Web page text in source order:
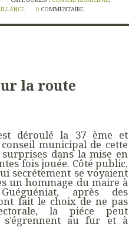
0 COMMENTAIRE
la route
déroulé la 37 ème et
municipal de cette
dans la mise en
fois jouée. Côté public,
secrétement se voyaient
un hommage du maire à
après des
fait le choix de ne pas
la piéce peut
s’égrennent au fur et à